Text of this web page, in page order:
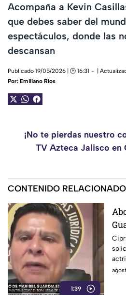
Acompaña a Kevin
que debes saber del
espectáculos, donde las
descansan
Publicado 19/05/2026 | 🕑 16:31
|
Por: Emiliano Ríos
¡No te pierdas nuestro
TV Azteca Jalisco en
CONTENIDO RELACIONADO
1:39
su